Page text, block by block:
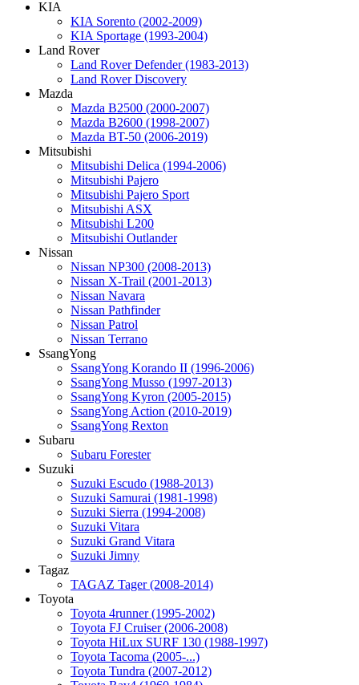
KIA
KIA Sorento (2002-2009)
KIA Sportage (1993-2004)
Land Rover
Land Rover Defender (1983-2013)
Land Rover Discovery
Mazda
Mazda B2500 (2000-2007)
Mazda B2600 (1998-2007)
Mazda BT-50 (2006-2019)
Mitsubishi
Mitsubishi Delica (1994-2006)
Mitsubishi Pajero
Mitsubishi Pajero Sport
Mitsubishi ASX
Mitsubishi L200
Mitsubishi Outlander
Nissan
Nissan NP300 (2008-2013)
Nissan X-Trail (2001-2013)
Nissan Navara
Nissan Pathfinder
Nissan Patrol
Nissan Terrano
SsangYong
SsangYong Korando II (1996-2006)
SsangYong Musso (1997-2013)
SsangYong Kyron (2005-2015)
SsangYong Action (2010-2019)
SsangYong Rexton
Subaru
Subaru Forester
Suzuki
Suzuki Escudo (1988-2013)
Suzuki Samurai (1981-1998)
Suzuki Sierra (1994-2008)
Suzuki Vitara
Suzuki Grand Vitara
Suzuki Jimny
Tagaz
TAGAZ Tager (2008-2014)
Toyota
Toyota 4runner (1995-2002)
Toyota FJ Cruiser (2006-2008)
Toyota HiLux SURF 130 (1988-1997)
Toyota Tacoma (2005-...)
Toyota Tundra (2007-2012)